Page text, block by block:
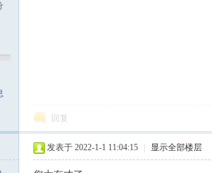
回复
发表于 2022-1-1 11:04:15 显示全部楼层